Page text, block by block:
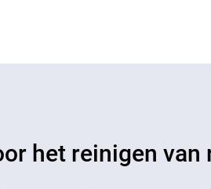
het reinigen